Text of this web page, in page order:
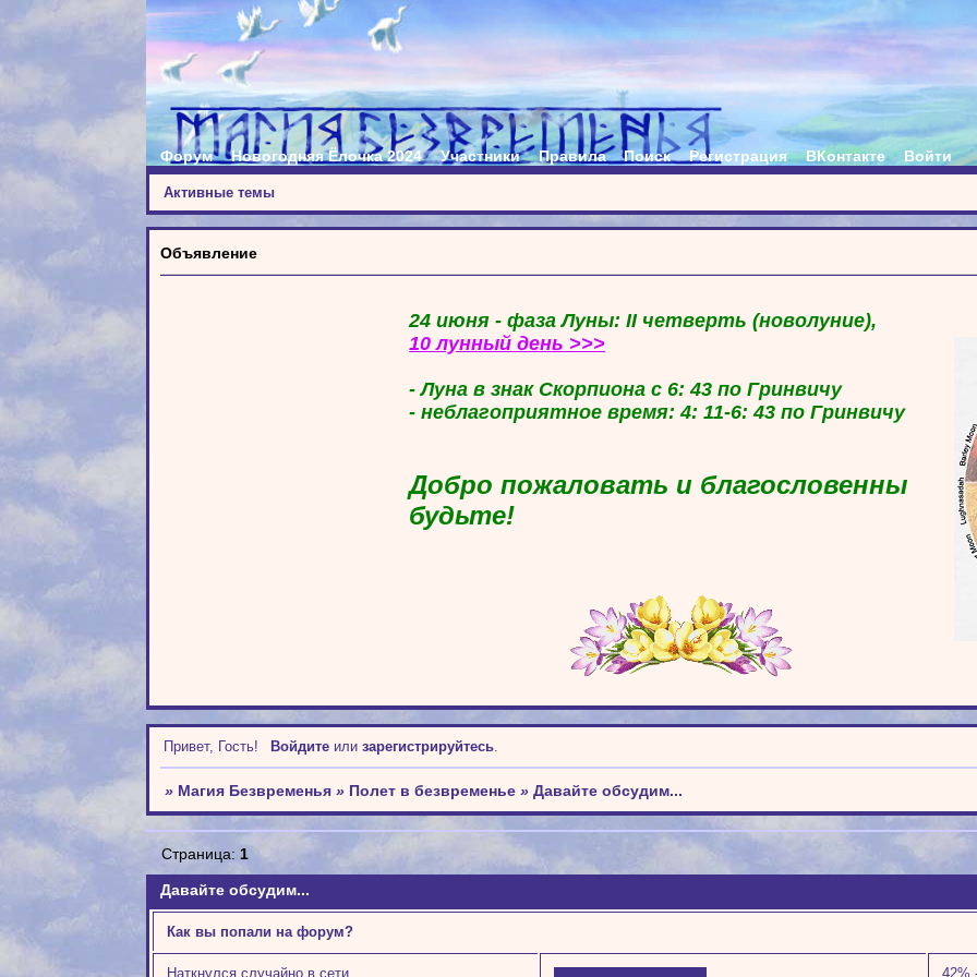
Форум Новогодняя Ёлочка 2024 Участники Правила Поиск Регистрация ВКонтакте Войти
Активные темы
Объявление
24 июня - фаза Луны: II четверть (новолуние),
10 лунный день >>>
- Луна в знак Скорпиона с 6: 43 по Гринвичу
- неблагоприятное время: 4: 11-6: 43 по Гринвичу
Добро пожаловать и благословенны
будьте!
Привет, Гость! Войдитеили зарегистрируйтесь.
» Магия Безвременья » Полет в безвременье »Давайте обсудим...
Давайте обсудим...
Страница: 1
Как вы попали на форум?
Наткнулся случайно в сети 42%